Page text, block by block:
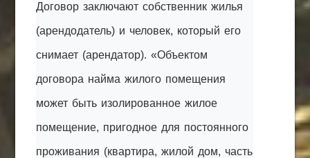
Договор заключают собственник жилья
(арендодатель) и человек, который его
снимает (арендатор). «Объектом
договора найма жилого помещения
может быть изолированное жилое
помещение, пригодное для постоянного
проживания (квартира, жилой дом, часть